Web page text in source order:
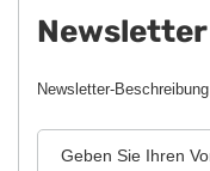
Newsletter
Newsletter-Beschreibung
Geben Sie Ihren